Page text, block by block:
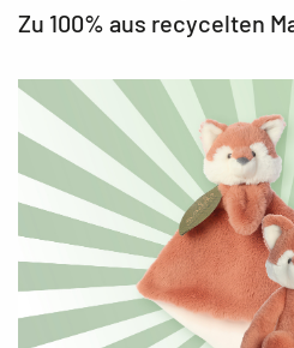
Zu 100% aus recycelten